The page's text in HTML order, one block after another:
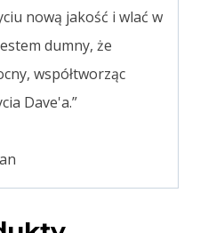
nową jakość i wlać w
dumny, że
współtworząc
Dave'a.”